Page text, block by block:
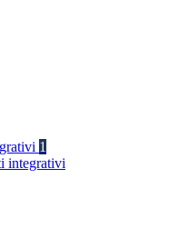
1
integrativi